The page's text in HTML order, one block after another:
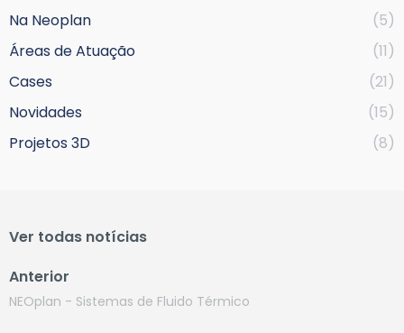
Na Neoplan
(5)
Áreas de Atuação
(11)
Cases
(21)
Novidades
(15)
Projetos 3D
(8)
Ver todas notícias
Anterior
NEOplan - Sistemas de Fluido Térmico